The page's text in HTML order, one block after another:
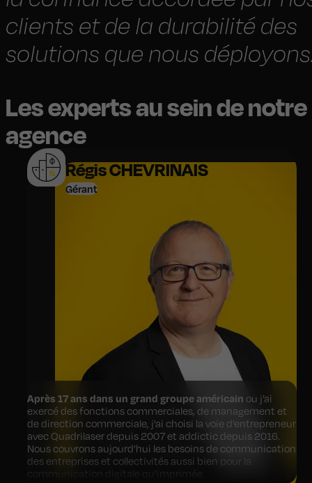
clients et de la durabilité des
solutions que nous
Les experts au sein de notre
agence
Régis CHEVRINAIS
Gérant
Après 17 ans dans un grand groupe américain ou j’ai
exercé des fonctions commerciales, de management et
de direction commerciale, j’ai choisi la voie d’entrepreneur
avec Quadrilaser depuis 2007 et addictic depuis 2016.
Nous couvrons aujourd’hui les besoins de communication
des entreprises et collectivités aussi bien pour la
communication digitale qu'imprimée.